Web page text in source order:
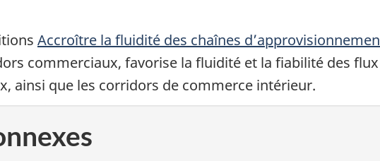
Accroître la fluidité des chaînes
commerciaux, favorise la fluidité et la fiabilité des
ainsi que les corridors de commerce intérieur.